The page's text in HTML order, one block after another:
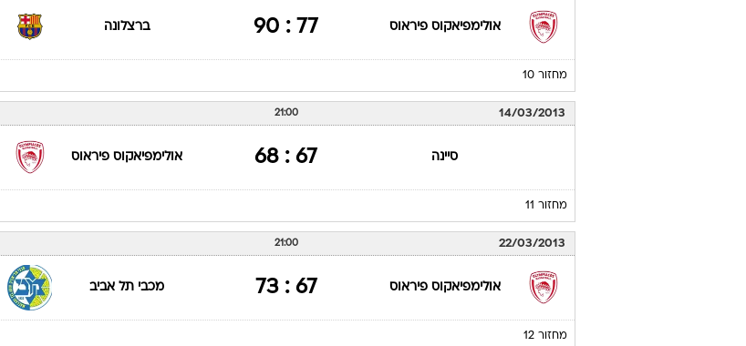
אולימפיאקוס פיראוס 77 : 90 ברצלונה
מחזור 10
14/03/2013
21:00
סיינה 67 : 68 אולימפיאקוס פיראוס
מחזור 11
22/03/2013
21:00
אולימפיאקוס פיראוס 67 : 73 מכבי תל אביב
מחזור 12